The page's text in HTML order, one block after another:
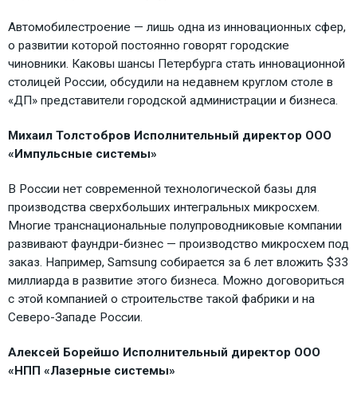
Автомобилестроение — лишь одна из инновационных сфер,
о развитии которой постоянно говорят городские
чиновники. Каковы шансы Петербурга стать инновационной
столицей России, обсудили на недавнем круглом столе в
«ДП» представители городской администрации и бизнеса.
Михаил Толстобров Исполнительный директор ООО
«Импульсные системы»
В России нет современной технологической базы для
производства сверхбольших интегральных микросхем.
Многие транснациональные полупроводниковые компании
развивают фаундри-бизнес — производство микросхем под
заказ. Например, Samsung собирается за 6 лет вложить $33
миллиарда в развитие этого бизнеса. Можно договориться
с этой компанией о строительстве такой фабрики и на
Северо-Западе России.
Алексей Борейшо Исполнительный директор ООО
«НПП «Лазерные системы»